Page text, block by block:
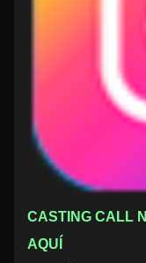
CASTING CALL
AQUÍ